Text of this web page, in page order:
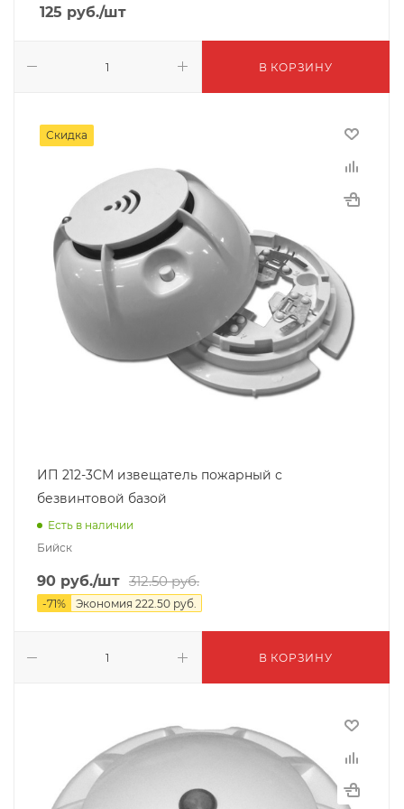
125 руб./шт
В КОРЗИНУ
Скидка
ИП 212-3СМ извещатель пожарный с
безвинтовой базой
Есть в наличии
Бийск
90 руб./шт 312.50руб.
-71% Экономия 222.50 руб.
В КОРЗИНУ